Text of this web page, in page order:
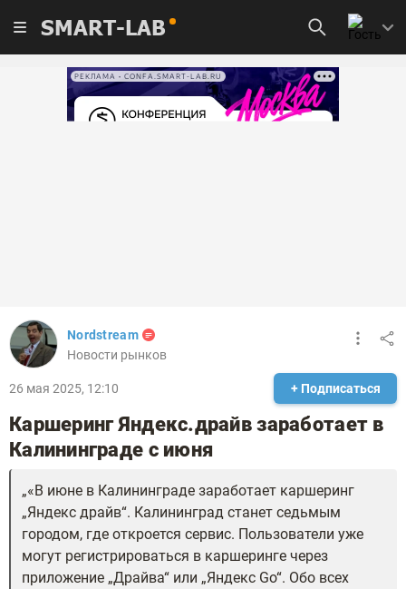
SMART-LAB
РЕКЛАМА • CONFA.SMART-LAB.RU
Nordstream
Новости рынков
26 мая 2025, 12:10 + Подписаться
Каршеринг Яндекс.драйв заработает в
Калининграде с июня
«В июне в Калининграде заработает каршеринг
„Яндекс драйв“. Калининград станет седьмым
городом, где откроется сервис. Пользователи уже
могут регистрироваться в каршеринге через
приложение „Драйва“ или „Яндекс Go“. Обо всех